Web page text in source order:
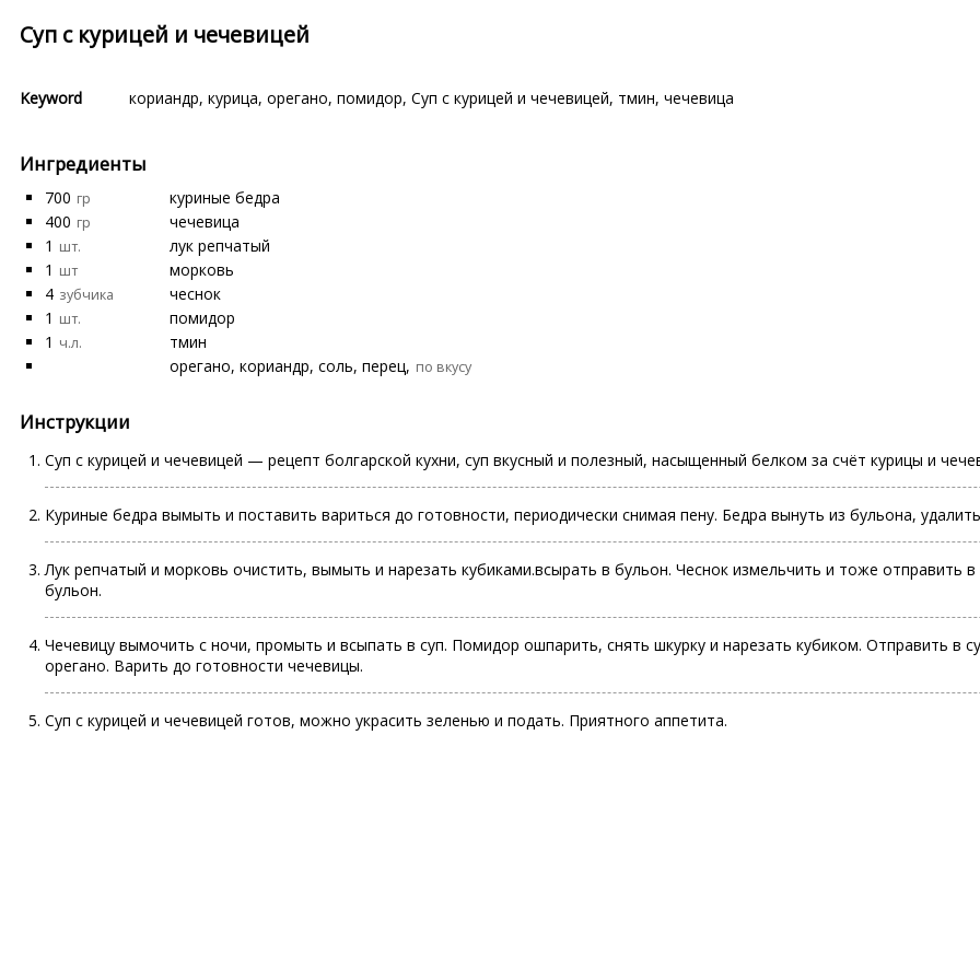
Суп с курицей и чечевицей
Keyword кориандр, курица, орегано, помидор, Суп с курицей и чечевицей, тмин, чечевица
Ингредиенты
700 гр
куриные бедра
400 гр
чечевица
1 шт.
лук репчатый
1 шт
морковь
4 зубчика
чеснок
1 шт.
помидор
1 ч.л.
тмин
орегано, кориандр, соль, перец, по вкусу
Инструкции
Суп с курицей и чечевицей — рецепт болгарской кухни, суп вкусный и полезный, насыщенный белком за счёт курицы и
Куриные бедра вымыть и поставить вариться до готовности, периодически снимая пену. Бедра вынуть из бульона,
Лук репчатый и морковь очистить, вымыть и нарезать кубиками.всырать в бульон. Чеснок измельчить и тоже отправить
бульон.
Чечевицу вымочить с ночи, промыть и всыпать в суп. Помидор ошпарить, снять шкурку и нарезать кубиком. Отправить в
орегано. Варить до готовности чечевицы.
Суп с курицей и чечевицей готов, можно украсить зеленью и подать. Приятного аппетита.